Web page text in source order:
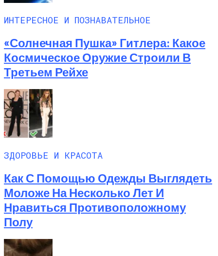
ИНТЕРЕСНОЕ И ПОЗНАВАТЕЛЬНОЕ
«Солнечная Пушка» Гитлера: Какое
Космическое Оружие Строили В
Третьем Рейхе
ЗДОРОВЬЕ И КРАСОТА
Как С Помощью Одежды Выглядеть
Моложе На Несколько Лет И
Нравиться Противоположному
Полу